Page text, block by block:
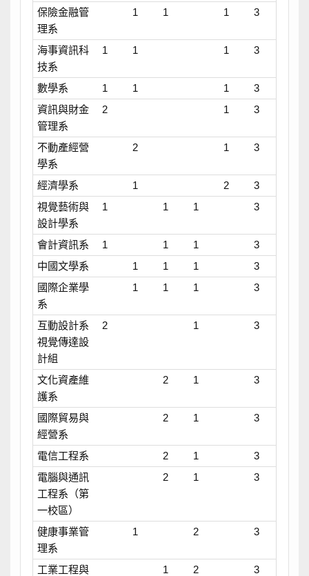
保險金融管
理系
1 1 1 3
海事資訊科
技系
1 1 1 3
數學系 1 1 1
3
資訊與財金
管理系
2 1 3
不動產經營
學系
2 1 3
經濟學系 1 2
3
視覺藝術與
設計學系
1 1 1 3
會計資訊系 1 1 1
3
中國文學系
1 1 1
3
國際企業學
系
1 1 1 3
互動設計系
視覺傳達設
計組
2 1 3
文化資產維
護系
2 1 3
國際貿易與
經營系
2 1 3
電信工程系 2 1
3
電腦與通訊
工程系（第
一校區）
2 1 3
健康事業管
理系
1 2 3
工業工程與 1 2 3